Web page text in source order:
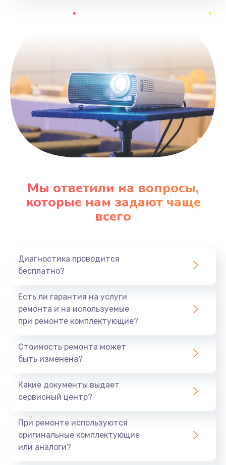
Мы ответили на вопросы,
которые нам задают чаще
всего
Диагностика проводится
бесплатно?
Есть ли гарантия на услуги
ремонта и на используемые
при ремонте комплектующие?
Стоимость ремонта может
быть изменена?
Какие документы выдает
сервисный центр?
При ремонте используются
оригинальные комплектующие
или аналоги?